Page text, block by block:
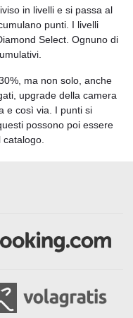
in livelli e si passa al
punti. I livelli
Select. Ognuno di
ma non solo, anche
upgrade della camera
e così via. I punti si
possono poi essere